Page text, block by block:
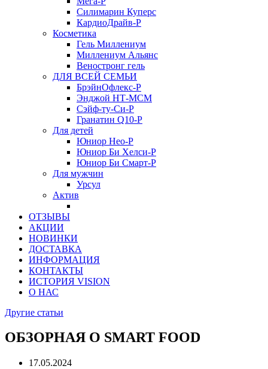
Силимарин Куперс
КардиоДрайв-Р
Косметика
Гель Миллениум
Миллениум Альянс
Веностронг гель
ДЛЯ ВСЕЙ СЕМЬИ
БрэйнОфлекс-Р
Энджой НТ-МСМ
Сэйф-ту-Си-Р
Гранатин Q10-Р
Для детей
Юниор Нео-Р
Юниор Би Хелси-Р
Юниор Би Смарт-Р
Для мужчин
Урсул
Актив
ОТЗЫВЫ
АКЦИИ
НОВИНКИ
ДОСТАВКА
ИНФОРМАЦИЯ
КОНТАКТЫ
ИСТОРИЯ VISION
О НАС
Другие статьи
ОБЗОРНАЯ О SMART FOOD
17.05.2024